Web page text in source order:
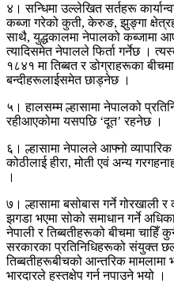
४। सन्धिमा उल्लेखित सर्तहरू
कब्जा गरेको कुती, केरुङ, झुङ्गा
साथै, युद्धकालमा नेपालको कब्जामा
त्यादिसमेत नेपालले फिर्ता गर्नेछ ।
१८४१ मा तिब्बत र डोग्राहरूका
बन्दीहरूलाईसमेत छाड्नेछ ।
५। हालसम्म ल्हासामा नेपालको
रहीआएकोमा यसपछि ‘दूत’ रहनेछ ।
६। ल्हासामा नेपालले आफ्नो
कोठीलाई हीरा, मोती एवं अन्य
।
७। ल्हासामा बसोबास गर्ने गोरखाली
झगडा भएमा सोको समाधान गर्ने
नेपाली र तिब्बतीहरूको बीचमा चाहिँ
सरकारका प्रतिनिधिहरूको संयुक्त
तिब्बतीहरूबीचको आन्तरिक मामलामा
भारदारले हस्तक्षेप गर्न नपाउने भयो ।